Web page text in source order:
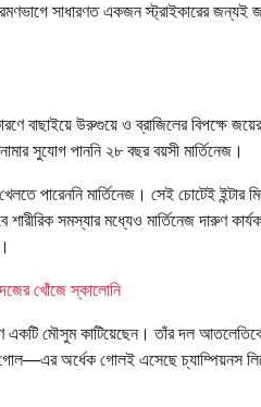
সাধারণত একজন স্ট্রাইকারের জন্যই
বাছাইয়ে উরুগুয়ে ও ব্রাজিলের বিপক্ষে
সুযোগ পাননি ২৮ বছর বয়সী মার্তিনেজ।
পারেননি মার্তিনেজ। সেই চোটেই
সমস্যার মধ্যেও মার্তিনেজ দারুণ
খোঁজে স্কালোনি
একটি মৌসুম কাটিয়েছেন। তাঁর দল
অর্ধেক গোলই এসেছে চ্যাম্পিয়নস